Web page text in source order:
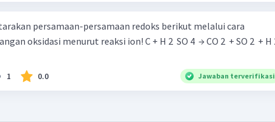
persamaan-persamaan redoks berikut melalui cara
oksidasi menurut reaksi ion! C + H 2 ​ SO 4 ​ → CO 2 ​ + SO 2 ​ + H 2
1 0.0 Jawaban terverifikasi